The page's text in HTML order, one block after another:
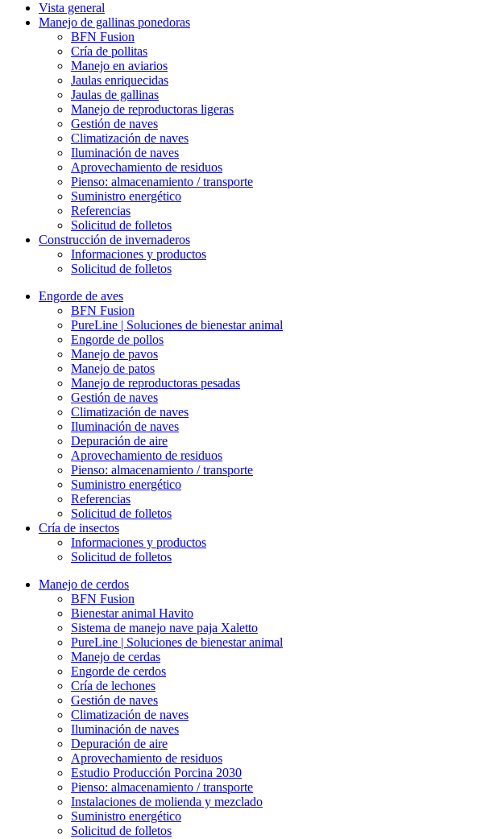
Vista general
Manejo de gallinas ponedoras
BFN Fusion
Cría de pollitas
Manejo en aviarios
Jaulas enriquecidas
Jaulas de gallinas
Manejo de reproductoras ligeras
Gestión de naves
Climatización de naves
Iluminación de naves
Aprovechamiento de residuos
Pienso: almacenamiento / transporte
Suministro energético
Referencias
Solicitud de folletos
Construcción de invernaderos
Informaciones y productos
Solicitud de folletos
Engorde de aves
BFN Fusion
PureLine | Soluciones de bienestar animal
Engorde de pollos
Manejo de pavos
Manejo de patos
Manejo de reproductoras pesadas
Gestión de naves
Climatización de naves
Iluminación de naves
Depuración de aire
Aprovechamiento de residuos
Pienso: almacenamiento / transporte
Suministro energético
Referencias
Solicitud de folletos
Cría de insectos
Informaciones y productos
Solicitud de folletos
Manejo de cerdos
BFN Fusion
Bienestar animal Havito
Sistema de manejo nave paja Xaletto
PureLine | Soluciones de bienestar animal
Manejo de cerdas
Engorde de cerdos
Cría de lechones
Gestión de naves
Climatización de naves
Iluminación de naves
Depuración de aire
Aprovechamiento de residuos
Estudio Producción Porcina 2030
Pienso: almacenamiento / transporte
Instalaciones de molienda y mezclado
Suministro energético
Solicitud de folletos